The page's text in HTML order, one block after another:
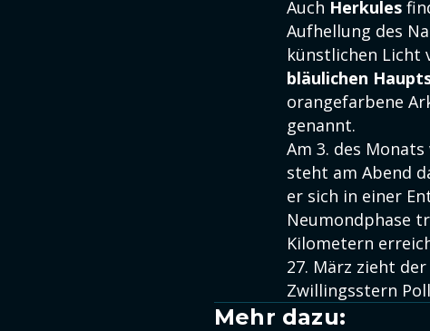
Auch Herkules
Aufhellung des
künstlichen Licht
bläulichen
orangefarbene
genannt.
Am 3. des Monats
steht am Abend
er sich in einer
Neumondphase
Kilometern
27. März zieht
Zwillingsstern
Mehr dazu: